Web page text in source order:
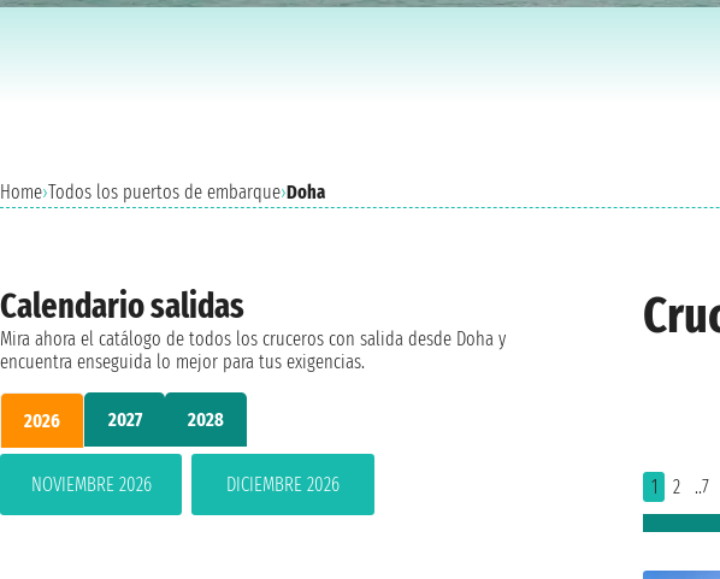
Home›Todos los puertos de embarque›Doha
1 2 ..7
Calendario salidas
Mira ahora el catálogo de todos los cruceros con salida desde Doha y
encuentra enseguida lo mejor para tus exigencias.
2026 2027 2028
NOVIEMBRE 2026 DICIEMBRE 2026